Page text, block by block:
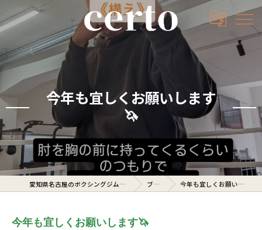
今年も宜しくお願いします
🦄
愛知県名古屋のボクシングジムならcerto ブログ 今年も宜しくお願いします🦄
今年も宜しくお願いします🦄